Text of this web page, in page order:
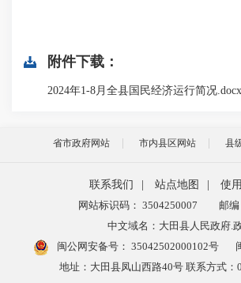
附件下载：
2024年1-8月全县国民经济运行简况.docx
省市政府网站 市内县区网站 县
联系我们 站点地图
使
网站标识码： 3504250007
邮编
中文域名：大田县人民政府.
闽公网安备号： 35042502000102号
地址：大田县凤山西路40号 联系方式：